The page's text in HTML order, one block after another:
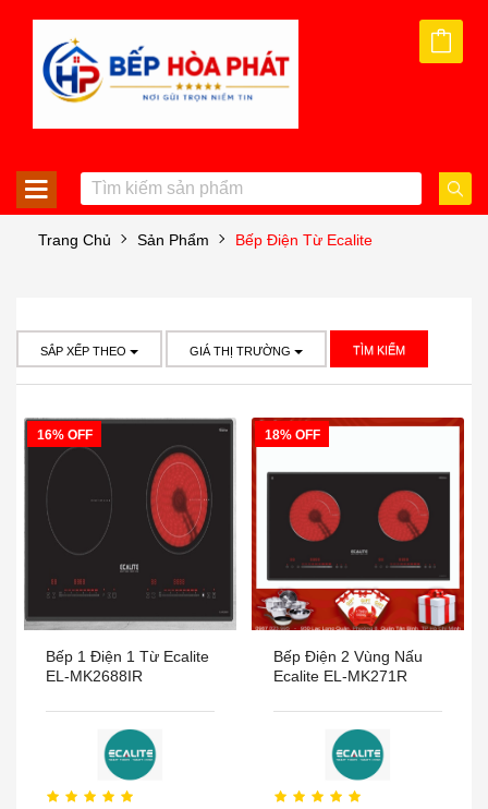
Trang Chủ Sản Phẩm Bếp Điện Từ Ecalite
SẮP XẾP THEO GIÁ THỊ TRƯỜNG TÌM KIẾM
16% OFF
Bếp 1 Điện 1 Từ Ecalite
EL-MK2688IR
18% OFF
Bếp Điện 2 Vùng Nấu
Ecalite EL-MK271R